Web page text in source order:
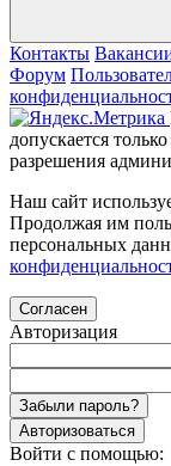
Контакты
Форум
допускается только
разрешения
Наш сайт
Продолжая им
персональных
Согласен
Авторизация
Забыли пароль?
Авторизоваться
Войти с помощью: